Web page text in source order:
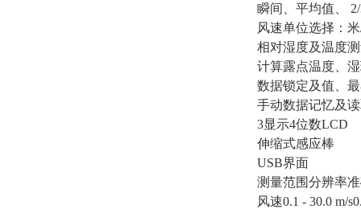
瞬间、平均值、
风速单位选择：
相对湿度及温度
计算露点温度、
数据锁定及值、
手动数据记忆及
3显示4位数LCD
伸缩式感应棒
USB界面
测量范围分辨率
风速0.1 - 30.0 m/